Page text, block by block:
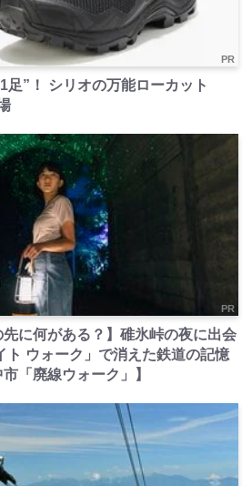
PR
足”！ シリオの万能ローカット
PR
先に何がある？】碓氷峠の夜に出会
ト ウォーク」で消えた鉄道の記憶
「廃線ウォーク」】